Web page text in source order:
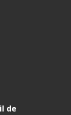
de